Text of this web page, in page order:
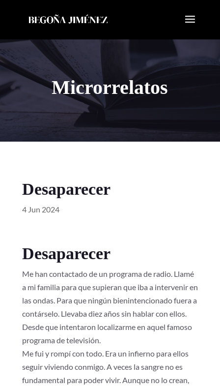
Microrrelatos
Desaparecer
4 Jun 2024
Desaparecer
Me han contactado de un programa de radio. Llamé
a mi familia para que supieran que iba a intervenir en
las ondas. Para que ningún bienintencionado fuera a
contárselo. Llevaba diez años sin hablar con ellos.
Desde que intentaron localizarme en aquel famoso
programa de televisión.
Me fui y rompí con todo. Era un infierno para ellos
seguir viviendo conmigo. A veces la sangre no es
fundamental para poder vivir. Aunque no lo crean,